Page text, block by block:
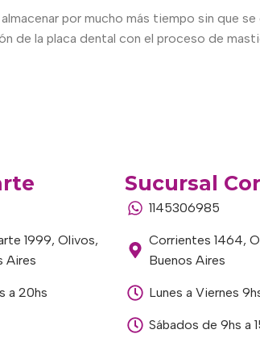
por mucho más tiempo sin que
de la placa dental con el proceso de
1999, Olivos,
Aires
a 20hs
Sucursal
1145306985
Corrientes 1464,
Buenos Aires
Lunes a Viernes
Sábados de 9hs a